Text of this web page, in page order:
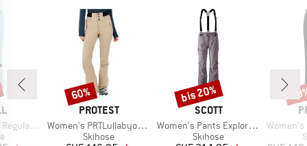
Pants
MARKE
PROTEST
Artikel
Women's PRTLullabyos Snowpants
Produktgruppe
Skihose
Rabatt
60%
MARKE
SCOTT
Artikel
Women's Pants Explorair 3L
Produktgruppe
Skihose
Rabatt
bis 20%
Artikel
Women's